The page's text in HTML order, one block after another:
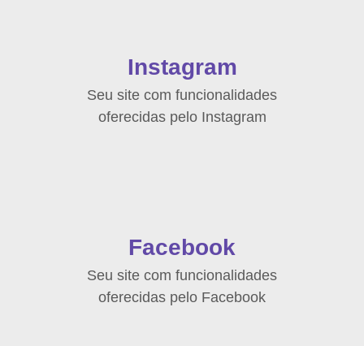
Instagram
Seu site com funcionalidades
oferecidas pelo Instagram
Facebook
Seu site com funcionalidades
oferecidas pelo Facebook